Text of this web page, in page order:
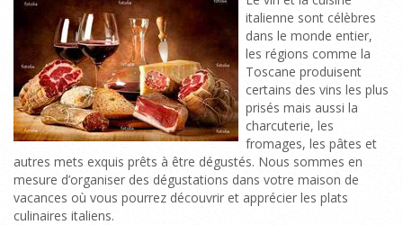
italienne sont célèbres
dans le monde entier,
les régions comme la
Toscane produisent
certains des vins les plus
prisés mais aussi la
charcuterie, les
fromages, les pâtes et
autres mets exquis prêts à être dégustés. Nous sommes en
mesure d’organiser des dégustations dans votre maison de
vacances où vous pourrez découvrir et apprécier les plats
culinaires italiens.